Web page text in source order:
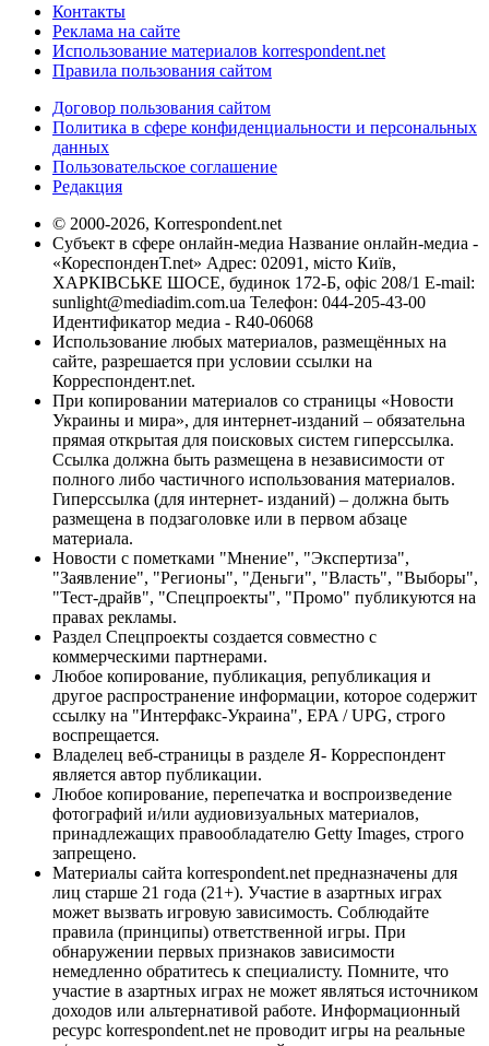
Контакты
Реклама на сайте
Использование материалов korrespondent.net
Правила пользования сайтом
Договор пользования сайтом
Политика в сфере конфиденциальности и персональных
данных
Пользовательское соглашение
Редакция
© 2000-2026, Korrespondent.net
Субъект в сфере онлайн-медиа Название онлайн-медиа -
«КореспонденТ.net» Адрес: 02091, місто Київ,
ХАРКІВСЬКЕ ШОСЕ, будинок 172-Б, офіс 208/1 E-mail:
sunlight@mediadim.com.ua Телефон: 044-205-43-00
Идентификатор медиа - R40-06068
Использование любых материалов, размещённых на
сайте, разрешается при условии ссылки на
Корреспондент.net.
При копировании материалов со страницы «Новости
Украины и мира», для интернет-изданий – обязательна
прямая открытая для поисковых систем гиперссылка.
Ссылка должна быть размещена в независимости от
полного либо частичного использования материалов.
Гиперссылка (для интернет- изданий) – должна быть
размещена в подзаголовке или в первом абзаце
материала.
Новости с пометками "Мнение", "Экспертиза",
"Заявление", "Регионы", "Деньги", "Власть", "Выборы",
"Тест-драйв", "Спецпроекты", "Промо" публикуются на
правах рекламы.
Раздел Спецпроекты создается совместно с
коммерческими партнерами.
Любое копирование, публикация, републикация и
другое распространение информации, которое содержит
ссылку на "Интерфакс-Украина", EPA / UPG, строго
воспрещается.
Владелец веб-страницы в разделе Я- Корреспондент
является автор публикации.
Любое копирование, перепечатка и воспроизведение
фотографий и/или аудиовизуальных материалов,
принадлежащих правообладателю Getty Images, строго
запрещено.
Материалы сайта korrespondent.net предназначены для
лиц старше 21 года (21+). Участие в азартных играх
может вызвать игровую зависимость. Соблюдайте
правила (принципы) ответственной игры. При
обнаружении первых признаков зависимости
немедленно обратитесь к специалисту. Помните, что
участие в азартных играх не может являться источником
доходов или альтернативой работе. Информационный
ресурс korrespondent.net не проводит игры на реальные